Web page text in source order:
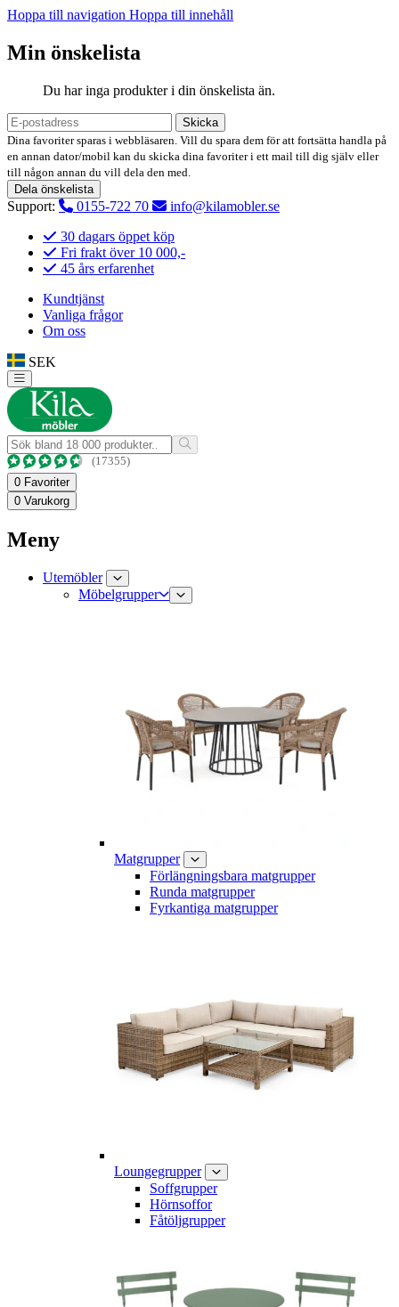
Hoppa till navigation Hoppa till innehåll
Min önskelista
Du har inga produkter i din önskelista än.
Skicka
Dina favoriter sparas i webbläsaren. Vill du spara dem för att fortsätta handla på
en annan dator/mobil kan du skicka dina favoriter i ett mail till dig själv eller
till någon annan du vill dela den med.
Dela önskelista
Support: 0155-722 70
info@kilamobler.se
30 dagars öppet köp
Fri frakt över 10 000,-
45 års erfarenhet
Kundtjänst
Vanliga frågor
Om oss
SEK
(17355)
0 Favoriter
0 Varukorg
Meny
Utemöbler
Möbelgrupper
Matgrupper
Förlängningsbara matgrupper
Runda matgrupper
Fyrkantiga matgrupper
Loungegrupper
Soffgrupper
Hörnsoffor
Fåtöljgrupper